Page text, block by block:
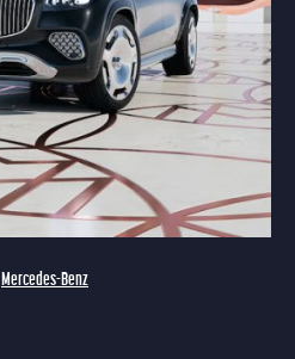
Mercedes-Benz